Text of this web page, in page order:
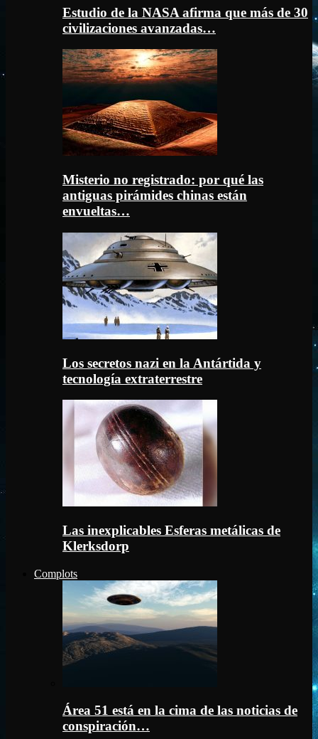
Estudio de la NASA afirma que más de 30
civilizaciones avanzadas…
Misterio no registrado: por qué las
antiguas pirámides chinas están
envueltas…
Los secretos nazi en la Antártida y
tecnología extraterrestre
Las inexplicables Esferas metálicas de
Klerksdorp
Complots
Área 51 está en la cima de las noticias de
conspiración…